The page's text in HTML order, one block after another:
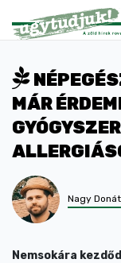
MÁR
Nagy Donát
Nemsokára